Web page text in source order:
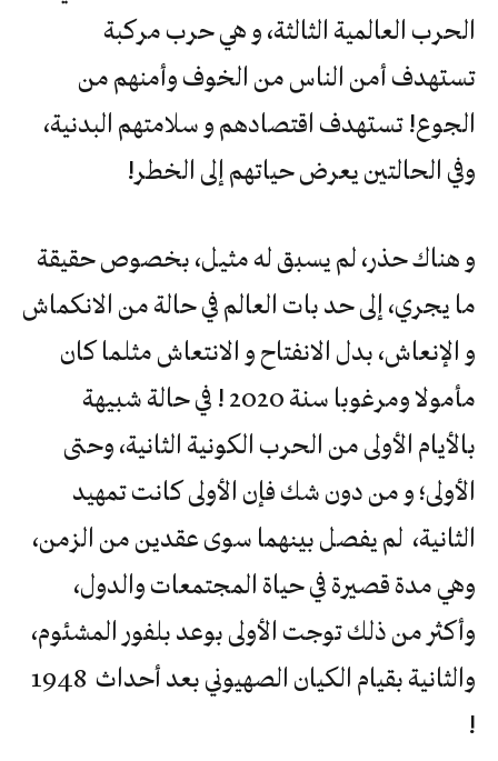
الحرب العالمية الثالثة، و هي حرب مركبة
تستهدف أمن الناس من الخوف وأمنهم من
الجوع! تستهدف اقتصادهم و سلامتهم البدنية،
وفي الحالتين يعرض حياتهم إلى الخطر!
و هناك حذر، لم يسبق له مثيل، بخصوص حقيقة
ما يجري، إلى حد بات العالم في حالة من الانكماش
و الإنعاش، بدل الانفتاح و الانتعاش مثلما كان
مأمولا ومرغوبا سنة 2020 ! في حالة شبيهة
بالأيام الأولى من الحرب الكونية الثانية، وحتى
الأولى؛ و من دون شك فإن الأولى كانت تمهيد
الثانية، لم يفصل بينهما سوى عقدين من الزمن،
وهي مدة قصيرة في حياة المجتمعات والدول،
وأكثر من ذلك توجت الأولى بوعد بلفور المشئوم،
والثانية بقيام الكيان الصهيوني بعد أحداث 1948
!